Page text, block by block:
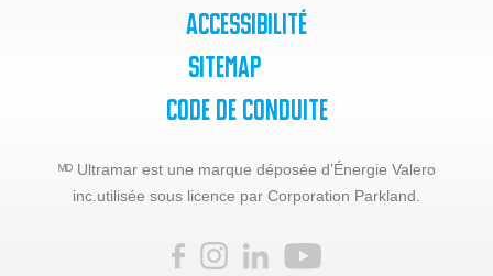
Accessibilité
SiteMap
Code de Conduite
ᴹᴰ Ultramar est une marque déposée d’Énergie Valero
inc. utilisée sous licence par Corporation Parkland.